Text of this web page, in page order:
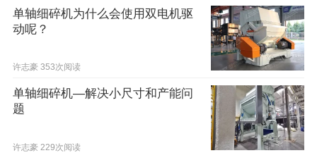
单轴细碎机为什么会使用双电机驱
动呢？
许志豪 353次阅读
单轴细碎机—解决小尺寸和产能问
题
许志豪 229次阅读